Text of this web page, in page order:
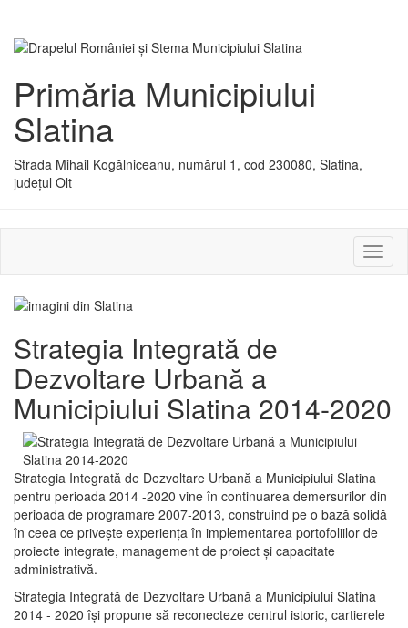
Primăria Municipiului
Slatina
Strada Mihail Kogălniceanu, numărul 1, cod 230080, Slatina,
județul Olt
sau
Strategia Integrată de
Dezvoltare Urbană a
Municipiului Slatina 2014-2020
Strategia Integrată de Dezvoltare Urbană a Municipiului Slatina
pentru perioada 2014 -2020 vine în continuarea demersurilor din
perioada de programare 2007-2013, construind pe o bază solidă
în ceea ce priveşte experienţa în implementarea portofoliilor de
proiecte integrate, management de proiect și capacitate
administrativă.
Strategia Integrată de Dezvoltare Urbană a Municipiului Slatina
2014 - 2020 își propune să reconecteze centrul istoric, cartierele